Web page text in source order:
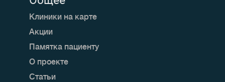
Клиники на карте
Акции
Памятка пациенту
О проекте
Статьи